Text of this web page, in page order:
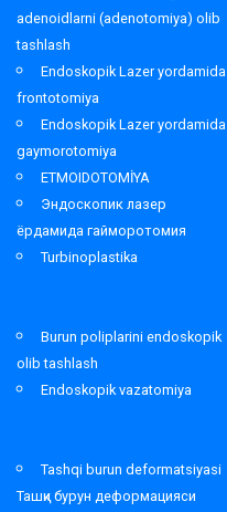
adenoidlarni (adenotomiya) olib
tashlash
Endoskopik Lazer yordamida
frontotomiya
Endoskopik Lazer yordamida
gaymorotomiya
ETMOIDOTOMİYA
Эндоскопик лазер
ёрдамида гайморотомия
Turbinoplastika
Burun poliplarini endoskopik
olib tashlash
Endoskopik vazatomiya
Tashqi burun deformatsiyasi
Ташқи бурун деформацияси